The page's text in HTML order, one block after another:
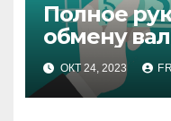
Полное
обмену
Интернете
ОКТ 24, 2023